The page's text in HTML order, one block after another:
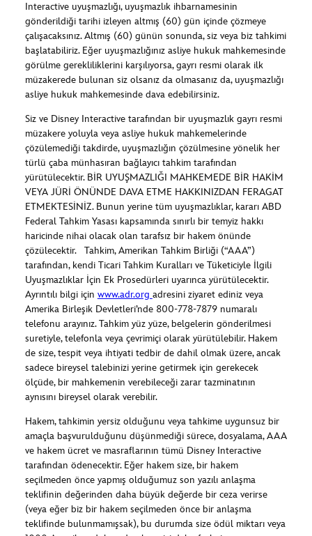
Interactive uyuşmazlığı, uyuşmazlık ihbarnamesinin
gönderildiği tarihi izleyen altmış (60) gün içinde çözmeye
çalışacaksınız. Altmış (60) günün sonunda, siz veya biz tahkimi
başlatabiliriz. Eğer uyuşmazlığınız asliye hukuk mahkemesinde
görülme gerekliliklerini karşılıyorsa, gayrı resmi olarak ilk
müzakerede bulunan siz olsanız da olmasanız da, uyuşmazlığı
asliye hukuk mahkemesinde dava edebilirsiniz.
Siz ve Disney Interactive tarafından bir uyuşmazlık gayrı resmi
müzakere yoluyla veya asliye hukuk mahkemelerinde
çözülemediği takdirde, uyuşmazlığın çözülmesine yönelik her
türlü çaba münhasıran bağlayıcı tahkim tarafından
yürütülecektir. BİR UYUŞMAZLIĞI MAHKEMEDE BİR HAKİM
VEYA JÜRİ ÖNÜNDE DAVA ETME HAKKINIZDAN FERAGAT
ETMEKTESİNİZ. Bunun yerine tüm uyuşmazlıklar, kararı ABD
Federal Tahkim Yasası kapsamında sınırlı bir temyiz hakkı
haricinde nihai olacak olan tarafsız bir hakem önünde
çözülecektir. Tahkim, Amerikan Tahkim Birliği (“AAA”)
tarafından, kendi Ticari Tahkim Kuralları ve Tüketiciyle İlgili
Uyuşmazlıklar İçin Ek Prosedürleri uyarınca yürütülecektir.
Ayrıntılı bilgi için www.adr.org adresini ziyaret ediniz veya
Amerika Birleşik Devletleri’nde 800-778-7879 numaralı
telefonu arayınız. Tahkim yüz yüze, belgelerin gönderilmesi
suretiyle, telefonla veya çevrimiçi olarak yürütülebilir. Hakem
de size, tespit veya ihtiyati tedbir de dahil olmak üzere, ancak
sadece bireysel talebinizi yerine getirmek için gerekecek
ölçüde, bir mahkemenin verebileceği zarar tazminatının
aynısını bireysel olarak verebilir.
Hakem, tahkimin yersiz olduğunu veya tahkime uygunsuz bir
amaçla başvurulduğunu düşünmediği sürece, dosyalama, AAA
ve hakem ücret ve masraflarının tümü Disney Interactive
tarafından ödenecektir. Eğer hakem size, bir hakem
seçilmeden önce yapmış olduğumuz son yazılı anlaşma
teklifinin değerinden daha büyük değerde bir ceza verirse
(veya eğer biz bir hakem seçilmeden önce bir anlaşma
teklifinde bulunmamışsak), bu durumda size ödül miktarı veya